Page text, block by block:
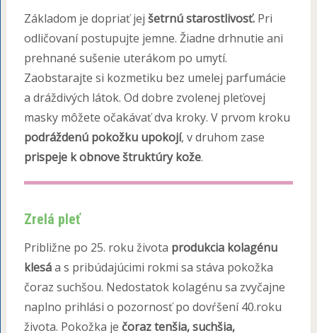
Základom je dopriať jej šetrnú starostlivosť.Pri
odličovaní postupujte jemne. Žiadne drhnutie ani
prehnané sušenie uterákom po umytí.
Zaobstarajte si kozmetiku bez umelej parfumácie
a dráždivých látok. Od dobre zvolenej pleťovej
masky môžete očakávať dva kroky. V prvom kroku
podráždenú pokožku upokojí, v druhom zase
prispeje k obnove štruktúry kože.
Zrelá pleť
Približne po 25. roku života produkcia kolagénu
klesáa s pribúdajúcimi rokmi sa stáva pokožka
čoraz suchšou. Nedostatok kolagénu sa zvyčajne
naplno prihlási o pozornosť po dovŕšení 40.roku
života. Pokožka je čoraz tenšia, suchšia,